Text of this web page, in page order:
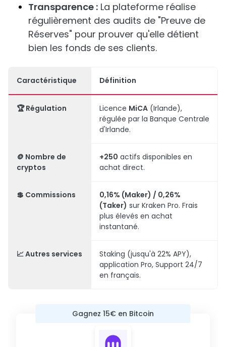
Transparence : La plateforme réalise
régulièrement des audits de "Preuve de
Réserves" pour prouver qu'elle détient
bien les fonds de ses clients.
Caractéristique Définition
🏆 Régulation Licence MiCA (Irlande),
régulée par la Banque Centrale
d'Irlande.
🪙 Nombre de
cryptos
+250 actifs disponibles en
achat direct.
💲 Commissions
0,16% (Maker) / 0,26%
(Taker) sur Kraken Pro. Frais
plus élevés en achat
instantané.
📈 Autres services
Staking (jusqu'à 22% APY),
application Pro, Support 24/7
en français.
Gagnez 15€ en Bitcoin